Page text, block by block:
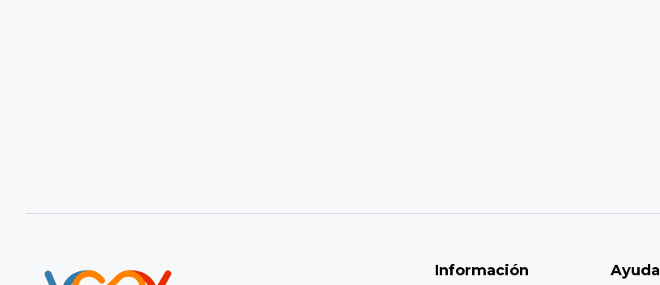
Información Ayuda